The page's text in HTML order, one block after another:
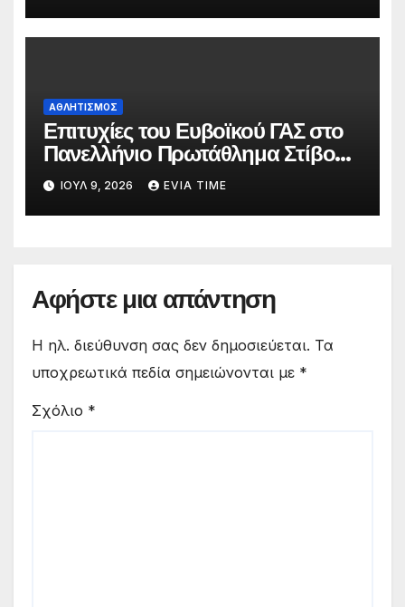
ΑΘΛΗΤΙΣΜΟΣ
Επιτυχίες του Ευβοϊκού ΓΑΣ στο
Πανελλήνιο Πρωτάθλημα Στίβου
Κ20
ΙΟΎΛ 9, 2026 EVIA TIME
Αφήστε μια απάντηση
Η ηλ. διεύθυνση σας δεν δημοσιεύεται. Τα
υποχρεωτικά πεδία σημειώνονται με *
Σχόλιο *